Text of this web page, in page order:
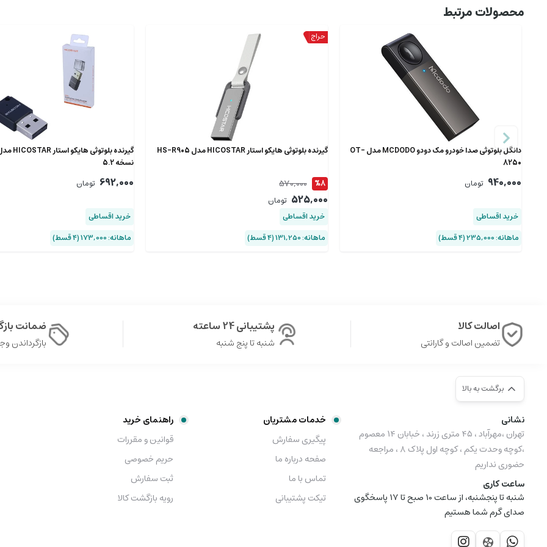
محصولات مرتبط
دانگل بلوتوثی صدا خودرو مک دودو MCDODO مدل OT-
8250
940,000 تومان
خرید اقساطی
ماهانه: 235,000 (۴ قسط)
گیرنده بلوتوثی هایکو استار HICOSTAR مدل HS-R905
%8
570,000
525,000 تومان
خرید اقساطی
ماهانه: 131,250 (۴ قسط)
نسخه 5.2
692,000 تومان
خرید اقساطی
ماهانه: 173,000 (۴ قسط)
اصالت کالا
تضمین اصالت و گارانتی
پشتیبانی 24 ساعته
شنبه تا پنج شنبه
ضمانت
بازگرداندن وجه
برگشت به بالا
نشانی
تهران ،مهرآباد ، ۴۵ متری زرند ، خبابان ۱۴ معصوم
،کوچه وحدت یکم ، کوچه اول پلاک ۸ ، مراجعه
حضوری نداریم
ساعت کاری
شنبه تا پنجشنبه، از ساعت 10 صبح تا 17 پاسخگوی
صدای گرم شما هستیم
خدمات مشتریان
پیگیری سفارش
صفحه درباره ما
تماس با ما
تیکت پشتیبانی
راهنمای خرید
قوانین و مقررات
حریم خصوصی
ثبت سفارش
رویه بازگشت کالا